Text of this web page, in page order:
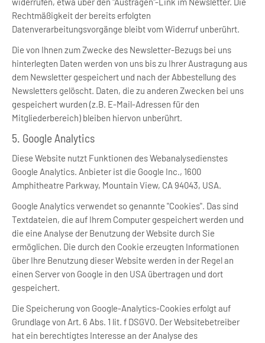
Rechtmäßigkeit der bereits erfolgten
Datenverarbeitungsvorgänge bleibt vom Widerruf unberührt.
Die von Ihnen zum Zwecke des Newsletter-Bezugs bei uns
hinterlegten Daten werden von uns bis zu Ihrer Austragung aus
dem Newsletter gespeichert und nach der Abbestellung des
Newsletters gelöscht. Daten, die zu anderen Zwecken bei uns
gespeichert wurden (z.B. E-Mail-Adressen für den
Mitgliederbereich) bleiben hiervon unberührt.
5. Google Analytics
Diese Website nutzt Funktionen des Webanalysedienstes
Google Analytics. Anbieter ist die Google Inc., 1600
Amphitheatre Parkway, Mountain View, CA 94043, USA.
Google Analytics verwendet so genannte "Cookies". Das sind
Textdateien, die auf Ihrem Computer gespeichert werden und
die eine Analyse der Benutzung der Website durch Sie
ermöglichen. Die durch den Cookie erzeugten Informationen
über Ihre Benutzung dieser Website werden in der Regel an
einen Server von Google in den USA übertragen und dort
gespeichert.
Die Speicherung von Google-Analytics-Cookies erfolgt auf
Grundlage von Art. 6 Abs. 1 lit. f DSGVO. Der Websitebetreiber
hat ein berechtigtes Interesse an der Analyse des